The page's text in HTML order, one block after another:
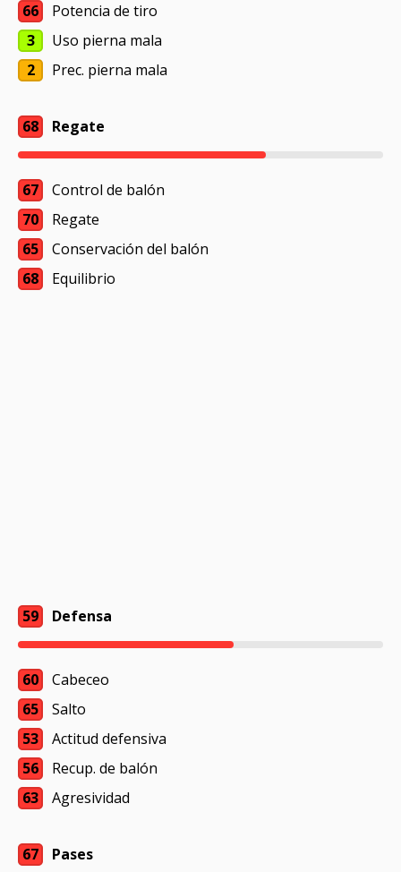
66
Potencia de tiro
3
Uso pierna mala
2
Prec. pierna mala
68 Regate
67
Control de balón
70
Regate
65
Conservación del balón
68
Equilibrio
59 Defensa
60
Cabeceo
65
Salto
53
Actitud defensiva
56
Recup. de balón
63
Agresividad
67 Pases